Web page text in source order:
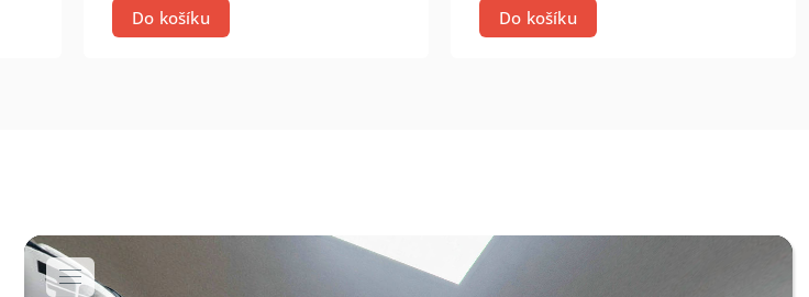
Do košíku Do košíku